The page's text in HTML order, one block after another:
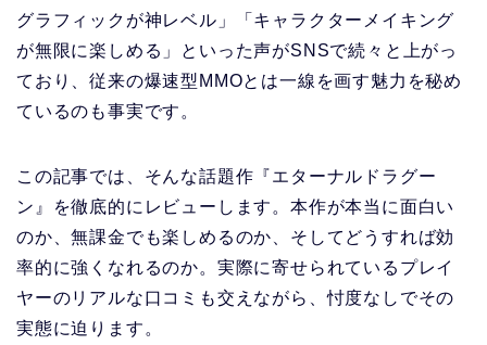
グラフィックが神レベル」「キャラクターメイキング
が無限に楽しめる」といった声がSNSで続々と上がっ
ており、従来の爆速型MMOとは一線を画す魅力を秘め
ているのも事実です。
この記事では、そんな話題作『エターナルドラグー
ン』を徹底的にレビューします。本作が本当に面白い
のか、無課金でも楽しめるのか、そしてどうすれば効
率的に強くなれるのか。実際に寄せられているプレイ
ヤーのリアルな口コミも交えながら、忖度なしでその
実態に迫ります。